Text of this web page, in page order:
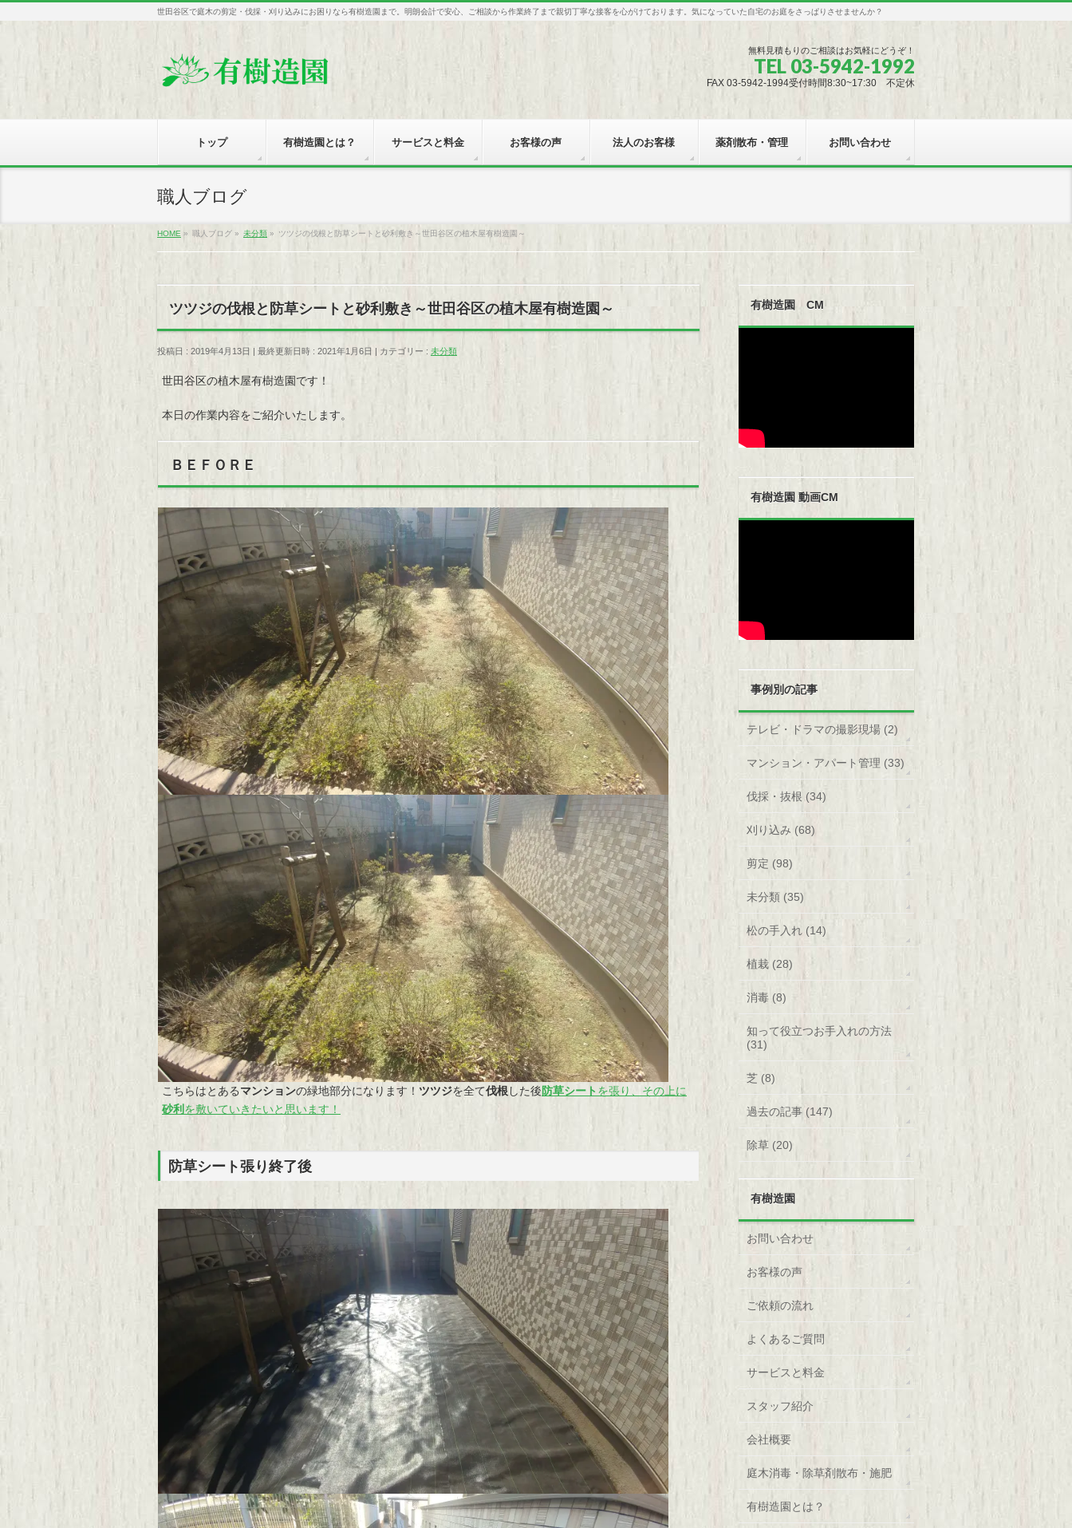
世田谷区で庭木の剪定・伐採・刈り込みにお困りなら有樹造園まで。明朗会計で安心、ご相談から作業終了まで親切丁寧な接客を心がけております。気になっていた自宅のお庭をさっぱりさせませんか？
無料見積もりのご相談はお気軽にどうぞ！
TEL 03-5942-1992
FAX 03-5942-1994受付時間8:30~17:30 不定休
トップ 有樹造園とは？ サービスと料金 お客様の声 法人のお客様 薬剤散布・管理 お問い合わせ
職人ブログ
HOME » 職人ブログ » 未分類 » ツツジの伐根と防草シートと砂利敷き～世田谷区の植木屋有樹造園～
ツツジの伐根と防草シートと砂利敷き～世田谷区の植木屋有樹造園～
投稿日 : 2019年4月13日 最終更新日時 : 2021年1月6日 カテゴリー : 未分類
世田谷区の植木屋有樹造園です！
本日の作業内容をご紹介いたします。
ＢＥＦＯＲＥ
こちらはとあるマンションの緑地部分になります！ ツツジを全て伐根した後防草シート を張り、その上に
砂利 を敷いていきたいと思います！
防草シート張り終了後
有樹造園 CM
有樹造園 動画CM
事例別の記事
テレビ・ドラマの撮影現場 (2)
マンション・アパート管理 (33)
伐採・抜根 (34)
刈り込み (68)
剪定 (98)
未分類 (35)
松の手入れ (14)
植栽 (28)
消毒 (8)
知って役立つお手入れの方法
(31)
芝 (8)
過去の記事 (147)
除草 (20)
有樹造園
お問い合わせ
お客様の声
ご依頼の流れ
よくあるご質問
サービスと料金
スタッフ紹介
会社概要
庭木消毒・除草剤散布・施肥
有樹造園とは？